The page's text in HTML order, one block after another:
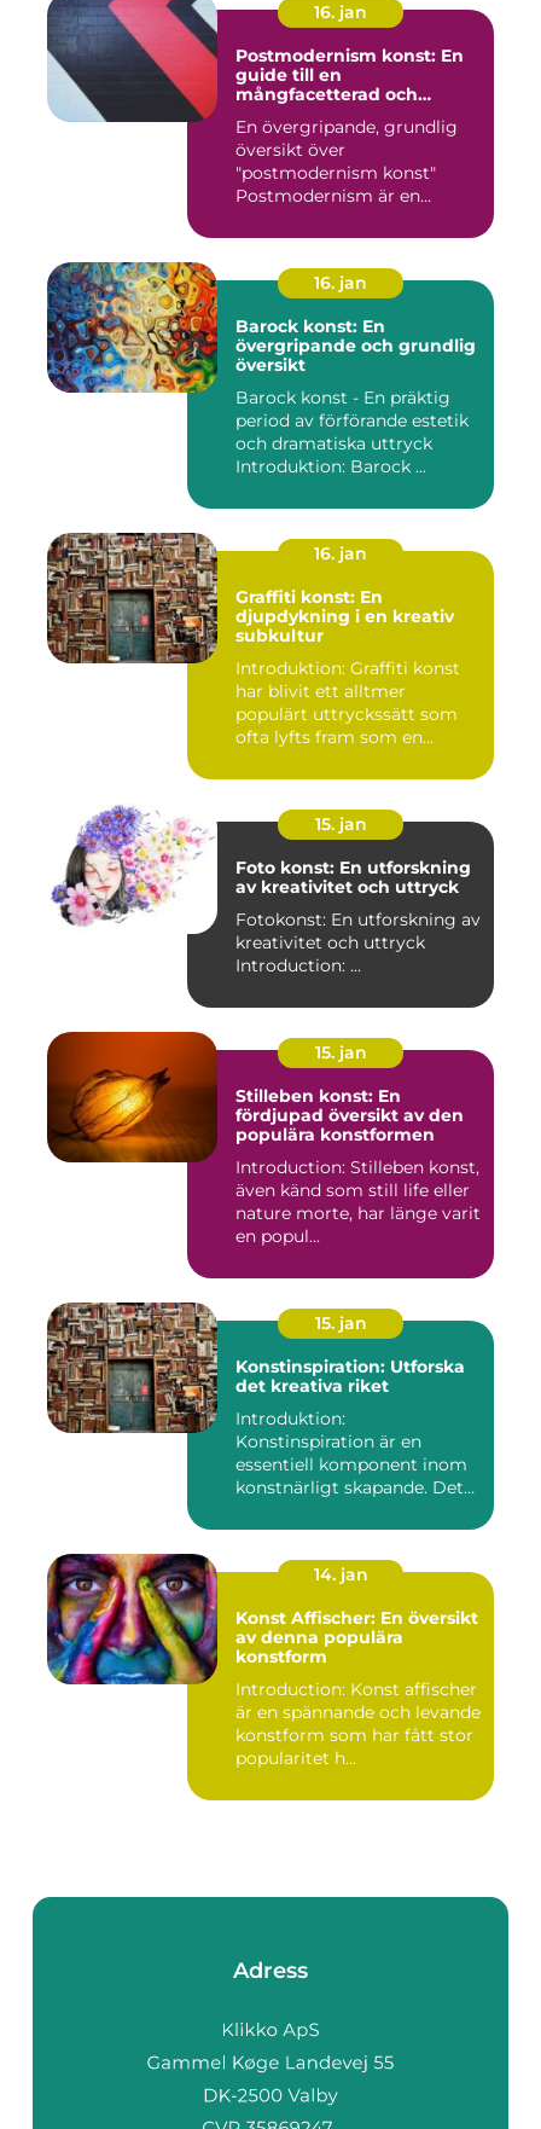
16. jan
Postmodernism konst: En
guide till en
mångfacetterad och
En övergripande, grundlig
översikt över
"postmodernism konst"
Postmodernism är en
16. jan
Barock konst: En
övergripande och grundlig
översikt
Barock konst - En präktig
period av förförande estetik
och dramatiska uttryck
Introduktion: Barock ...
16. jan
Graffiti konst: En
djupdykning i en kreativ
subkultur
Introduktion: Graffiti konst
har blivit ett alltmer
populärt uttryckssätt som
ofta lyfts fram som en...
15. jan
Foto konst: En utforskning
av kreativitet och uttryck
Fotokonst: En utforskning av
kreativitet och uttryck
Introduction: ...
15. jan
Stilleben konst: En
fördjupad översikt av den
populära konstformen
Introduction: Stilleben konst,
även känd som still life eller
nature morte, har länge varit
en popul...
15. jan
Konstinspiration: Utforska
det kreativa riket
Introduktion:
Konstinspiration är en
essentiell komponent inom
konstnärligt skapande. Det
14. jan
Konst Affischer: En översikt
av denna populära
konstform
Introduction: Konst affischer
är en spännande och levande
konstform som har fått stor
popularitet h...
Adress